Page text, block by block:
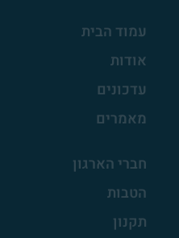
עמוד הבית
אודות
עדכונים
מאמרים
חברי הארגון
הטבות
תקנון